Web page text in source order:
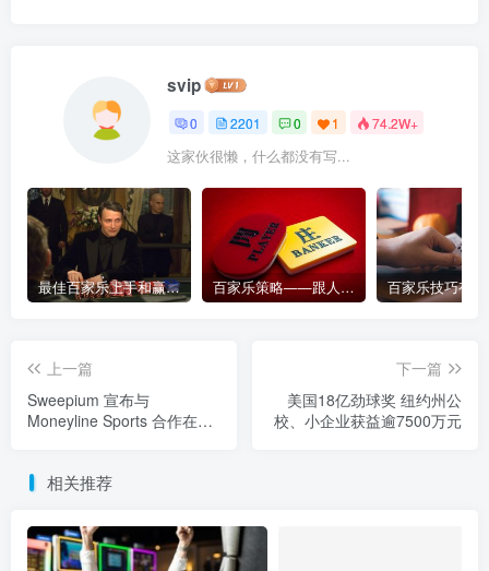
svip
0 2201 0 1 74.2W+
这家伙很懒，什么都没有写...
最佳百家乐上手和赢钱指南 – 终极版 百家乐策略——跟人胜过跟路
上一篇
Sweepium 宣布与
Moneyline Sports 合作在美
下一篇
美国18亿劲球奖 纽约州公
校、小企业获益逾7500万元
相关推荐